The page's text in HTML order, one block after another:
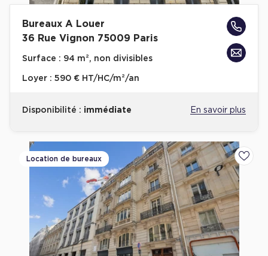
Bureaux A Louer
36 Rue Vignon 75009 Paris
Surface : 94 m², non divisibles
Loyer : 590 € HT/HC/m²/an
Disponibilité : immédiate En savoir plus
Location de bureaux